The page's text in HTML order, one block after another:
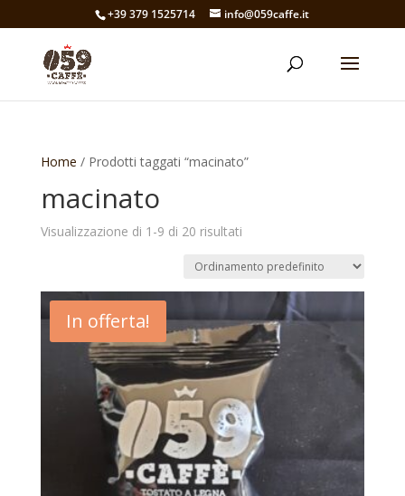
+39 379 1525714 info@059caffe.it
Home / Prodotti taggati “macinato”
macinato
Visualizzazione di 1-9 di 20 risultati
In offerta!